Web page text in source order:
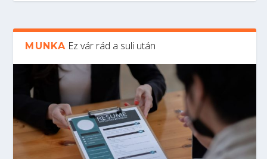
MUNKA Ez vár rád a suli után